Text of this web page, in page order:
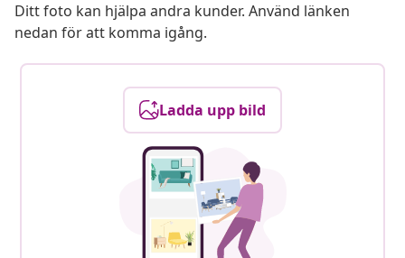
Ditt foto kan hjälpa andra kunder. Använd länken
nedan för att komma igång.
Ladda upp bild